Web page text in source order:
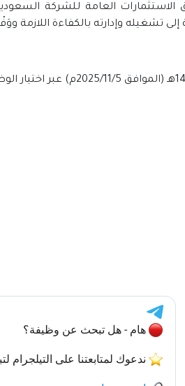
صندوق الاستثمارات العامة
تشغيله وإدارته بالكفاءة اللازمة